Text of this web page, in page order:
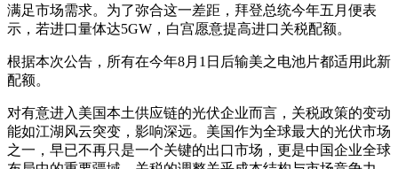
满足市场需求。为了弥合这一差距，拜登总统今年五月便表
示，若进口量体达5GW，白宫愿意提高进口关税配额。
根据本次公告，所有在今年8月1日后输美之电池片都适用此新
配额。
对有意进入美国本土供应链的光伏企业而言，关税政策的变动
能如江湖风云突变，影响深远。美国作为全球最大的光伏市场
之一，早已不再只是一个关键的出口市场，更是中国企业全球